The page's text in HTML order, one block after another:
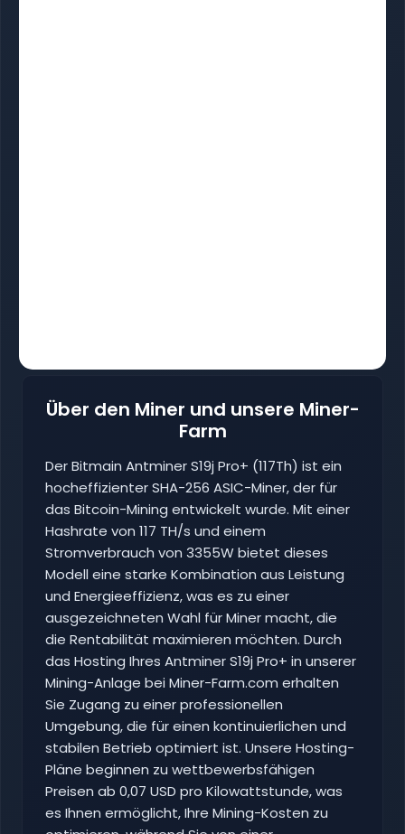
Über den Miner und unsere Miner-
Farm
Der Bitmain Antminer S19j Pro+ (117Th) ist ein
hocheffizienter SHA-256 ASIC-Miner, der für
das Bitcoin-Mining entwickelt wurde. Mit einer
Hashrate von 117 TH/s und einem
Stromverbrauch von 3355W bietet dieses
Modell eine starke Kombination aus Leistung
und Energieeffizienz, was es zu einer
ausgezeichneten Wahl für Miner macht, die
die Rentabilität maximieren möchten. Durch
das Hosting Ihres Antminer S19j Pro+ in unserer
Mining-Anlage bei Miner-Farm.com erhalten
Sie Zugang zu einer professionellen
Umgebung, die für einen kontinuierlichen und
stabilen Betrieb optimiert ist. Unsere Hosting-
Pläne beginnen zu wettbewerbsfähigen
Preisen ab 0,07 USD pro Kilowattstunde, was
es Ihnen ermöglicht, Ihre Mining-Kosten zu